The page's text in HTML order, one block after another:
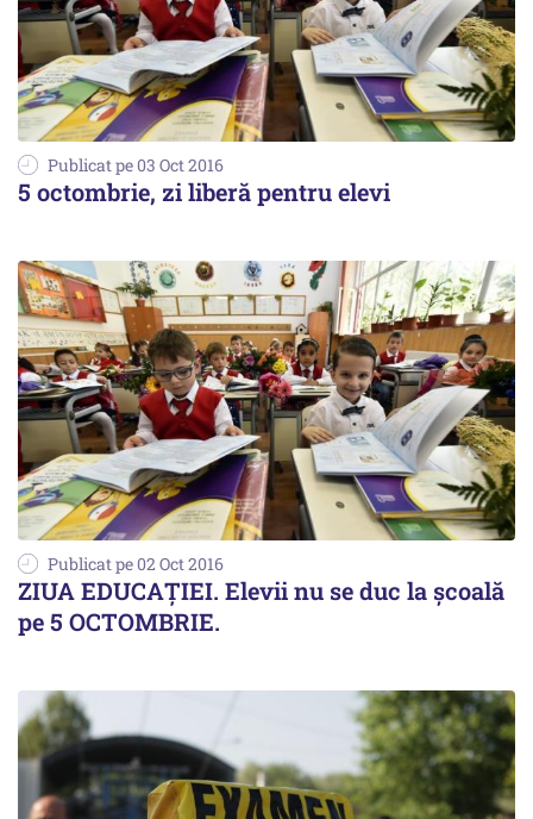
Publicat pe 03 Oct 2016
5 octombrie, zi liberă pentru elevi
Publicat pe 02 Oct 2016
ZIUA EDUCAȚIEI. Elevii nu se duc la școală
pe 5 OCTOMBRIE.